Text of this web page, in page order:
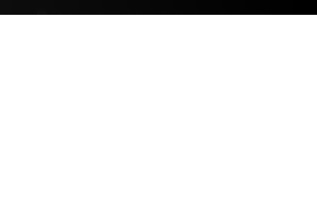
En soumettant ce formulaire, j'accepte que les